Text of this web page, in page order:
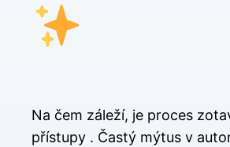
Na čem záleží, je proces
přístupy . Častý mýtus v